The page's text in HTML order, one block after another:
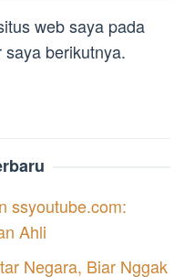
web saya pada
berikutnya.
ssyoutube.com:
Ahli
Negara, Biar Nggak